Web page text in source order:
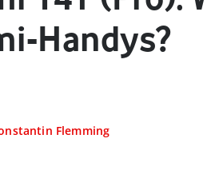
Handys?
Flemming